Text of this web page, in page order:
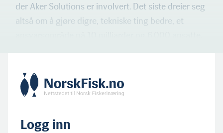
der Aker Solutions er involvert. Det siste dreier seg
altså om å gjøre digre, tekniske ting bedre, et
Logg inn